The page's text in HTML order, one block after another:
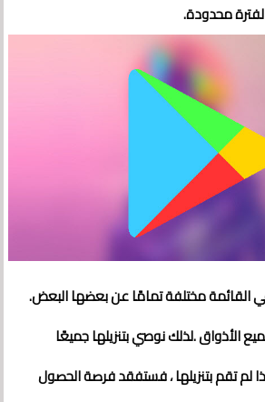
محدودة.
القائمة مختلفة تمامًا عن بعضها البعض.
الأذواق .لذلك نوصي بتنزيلها جميعًا
لم تقم بتنزيلها ، فستفقد فرصة الحصول